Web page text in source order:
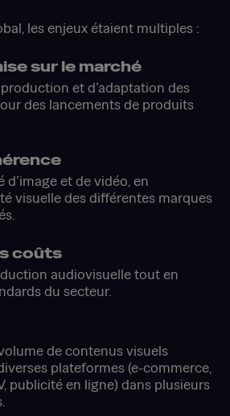
les enjeux étaient multiples :
sur le marché
et d’adaptation des
des lancements de produits
et de vidéo, en
visuelle des différentes marques
coûts
audiovisuelle tout en
du secteur.
de contenus visuels
plateformes (e-commerce,
publicité en ligne) dans plusieurs